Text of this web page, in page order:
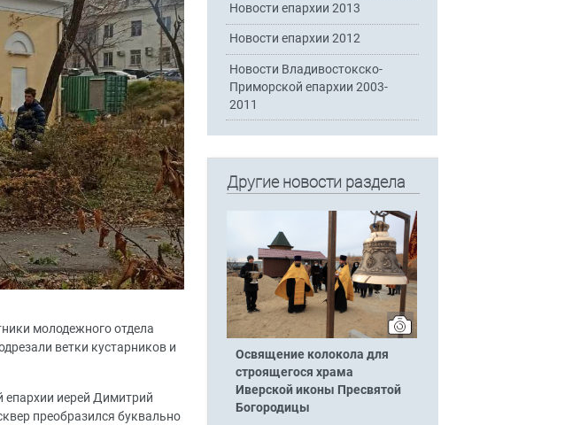
молодежного отдела
ветки кустарников и
епархии иерей Димитрий
преобразился буквально
Новости епархии 2013
Новости епархии 2012
Новости Владивостокско-
Приморской епархии 2003-
2011
Другие новости раздела
Освящение колокола для
строящегося храма
Иверской иконы Пресвятой
Богородицы